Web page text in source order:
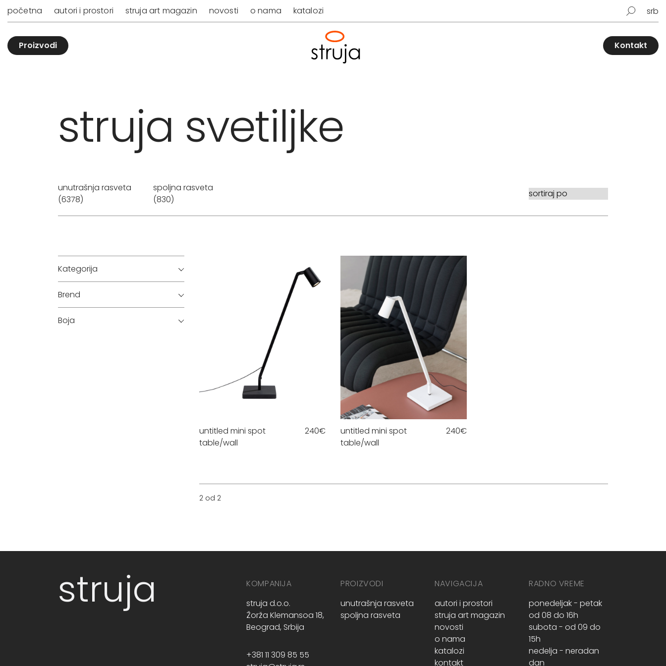
početna autori i prostori struja art magazin novosti o nama katalozi srb
Proizvodi Kontakt
struja svetiljke
unutrašnja rasveta
(6378)
spoljna rasveta
(830)
Kategorija
Brend
Boja
untitled mini spot
table/wall
240€
untitled mini spot
table/wall
240€
2 od 2
struja
KOMPANIJA
struja d.o.o.
Žorža Klemansoa 18,
Beograd, Srbija
+381 11 309 85 55
PROIZVODI
unutrašnja rasveta
spoljna rasveta
NAVIGACIJA
autori i prostori
struja art magazin
novosti
o nama
katalozi
kontakt
RADNO VREME
ponedeljak - petak
od 08 do 16h
subota - od 09 do
15h
nedelja - neradan
dan